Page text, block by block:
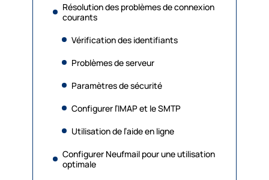
Résolution des problèmes de connexion
courants
Vérification des identifiants
Problèmes de serveur
Paramètres de sécurité
Configurer l’IMAP et le SMTP
Utilisation de l’aide en ligne
Configurer Neufmail pour une utilisation
optimale